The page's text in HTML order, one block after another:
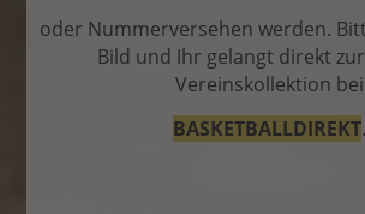
oder Nummerversehen werden.
Bild und Ihr gelangt direkt
Vereinskollektion bei
BASKETBALLDIREKT.